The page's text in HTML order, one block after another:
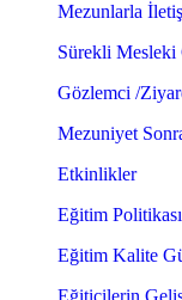
Mezunlarla
Sürekli
Gözlemci /
Mezuniyet
Etkinlikler
Eğitim Politikası
Eğitim Kalite